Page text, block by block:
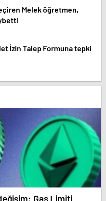
Melek öğretmen,
İzin Talep Formuna tepki
Gas Limiti